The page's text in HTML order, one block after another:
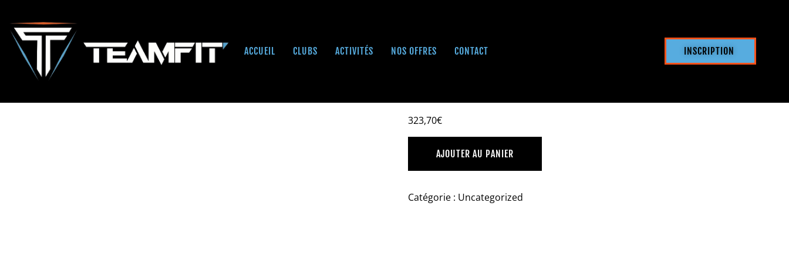
ACCUEIL CLUBS ACTIVITÉS NOS OFFRES CONTACT INSCRIPTION
Accueil Uncategorized/ FIT SENIORS (AVEC ENGAGEMENT)
323,70€
AJOUTER AU PANIER
Catégorie : Uncategorized